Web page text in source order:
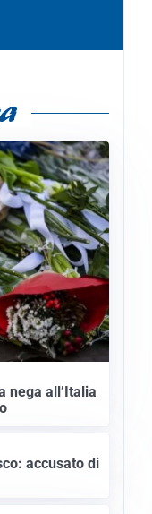
nega all’Italia
accusato di